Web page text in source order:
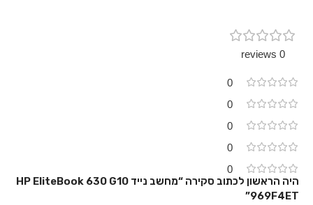
0 reviews
0
0
0
0
0
היה הראשון לכתוב סקירה “מחשב נייד HP EliteBook 630 G10
969F4ET”